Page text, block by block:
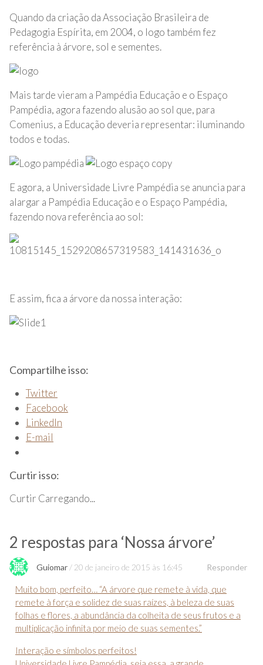
Quando da criação da Associação Brasileira de
Pedagogia Espírita, em 2004, o logo também fez
referência à árvore, sol e sementes.
Mais tarde vieram a Pampédia Educação e o Espaço
Pampédia, agora fazendo alusão ao sol que, para
Comenius, a Educação deveria representar: iluminando
todos e todas.
E agora, a Universidade Livre Pampédia se anuncia para
alargar a Pampédia Educação e o Espaço Pampédia,
fazendo nova referência ao sol:
E assim, fica a árvore da nossa interação:
Compartilhe isso:
Twitter
Facebook
LinkedIn
E-mail
Curtir isso:
Curtir Carregando...
2 respostas para ‘Nossa árvore’
Guiomar 20 de janeiro de 2015 às 16:45
Muito bom, perfeito… “A árvore que remete à vida, que
remete à força e solidez de suas raízes, à beleza de suas
folhas e flores, a abundância da colheita de seus frutos e a
multiplicação infinita por meio de suas sementes.”
Interação e símbolos perfeitos!
Responder